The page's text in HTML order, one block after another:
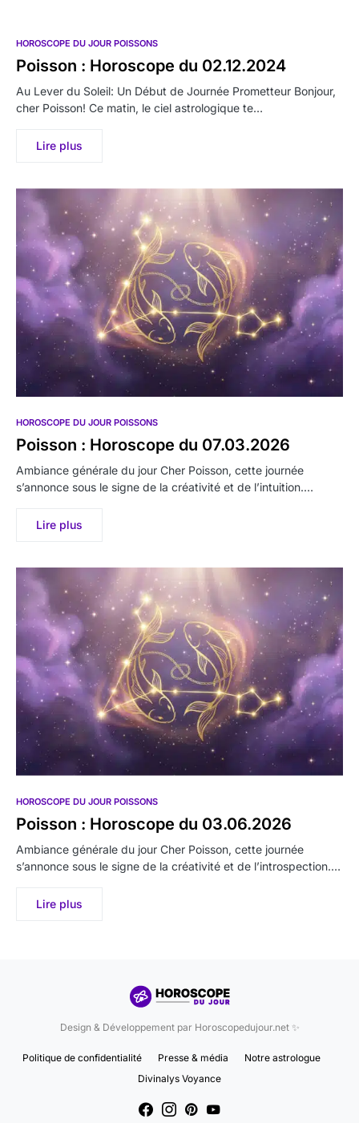
HOROSCOPE DU JOUR POISSONS
Poisson : Horoscope du 02.12.2024
Au Lever du Soleil: Un Début de Journée Prometteur Bonjour,
cher Poisson! Ce matin, le ciel astrologique te…
Lire plus
HOROSCOPE DU JOUR POISSONS
Poisson : Horoscope du 07.03.2026
Ambiance générale du jour Cher Poisson, cette journée
s’annonce sous le signe de la créativité et de l’intuition.…
Lire plus
HOROSCOPE DU JOUR POISSONS
Poisson : Horoscope du 03.06.2026
Ambiance générale du jour Cher Poisson, cette journée
s’annonce sous le signe de la créativité et de l’introspection.…
Lire plus
Design & Développement par Horoscopedujour.net ✨
Politique de confidentialité Presse & média
Notre astrologue
Divinalys Voyance